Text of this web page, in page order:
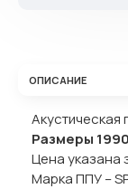
ОПИСАНИЕ
Акустическая
Размеры
Цена указана
Марка ППУ –